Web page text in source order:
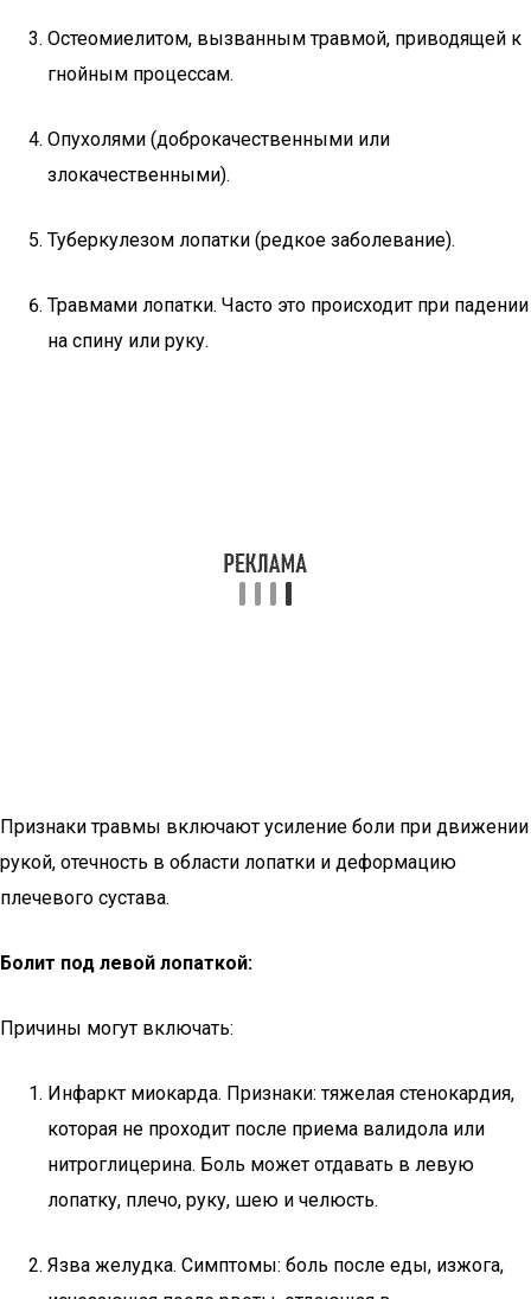
Остеомиелитом, вызванным травмой, приводящей к
гнойным процессам.
Опухолями (доброкачественными или
злокачественными).
Туберкулезом лопатки (редкое заболевание).
Травмами лопатки. Часто это происходит при падении
на спину или руку.
Признаки травмы включают усиление боли при движении
рукой, отечность в области лопатки и деформацию
плечевого сустава.
Болит под левой лопаткой:
Причины могут включать:
Инфаркт миокарда. Признаки: тяжелая стенокардия,
которая не проходит после приема валидола или
нитроглицерина. Боль может отдавать в левую
лопатку, плечо, руку, шею и челюсть.
Язва желудка. Симптомы: боль после еды, изжога,